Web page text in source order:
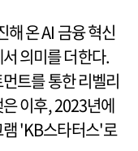
해 온 AI 금융 혁신
의미를 더한다.
트를 통한 리벨리
이후, 2023년에
램 'KB스타터스'로